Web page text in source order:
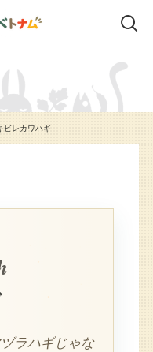
ビレカワハギ
ラハギじゃな